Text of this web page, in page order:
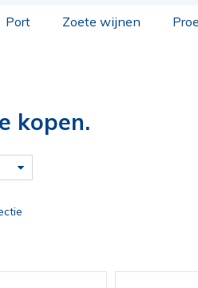
Port Zoete wijnen
kopen.